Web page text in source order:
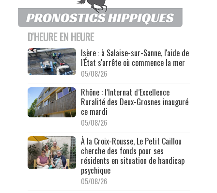
D'HEURE EN HEURE
Isère : à Salaise-sur-Sanne, l'aide de
l'État s'arrête où commence la mer
05/08/26
Rhône : l’Internat d’Excellence
Ruralité des Deux-Grosnes inauguré
ce mardi
05/08/26
À la Croix-Rousse, Le Petit Caillou
cherche des fonds pour ses
résidents en situation de handicap
psychique
05/08/26